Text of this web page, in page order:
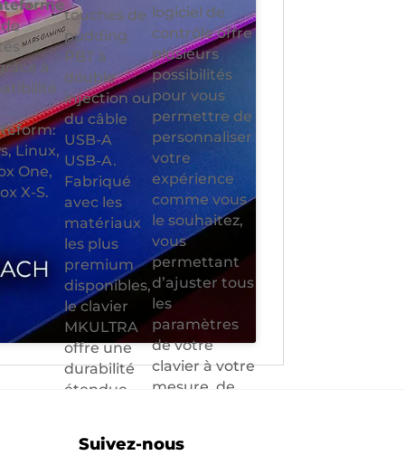
à
Linux,
One,
X-S.
touches de
pudding
PBT à
double
injection ou
du câble
USB-A
USB-A.
Fabriqué
avec les
matériaux
les plus
premium
disponibles,
le clavier
MKULTRA
offre une
durabilité
étendue
au
logiciel de
contrôle offre
plusieurs
possibilités
pour vous
permettre de
personnaliser
votre
expérience
comme vous
le souhaitez,
vous
permettant
d’ajuster tous
les
paramètres
de votre
clavier à votre
mesure, de
la création de
Suivez-nous